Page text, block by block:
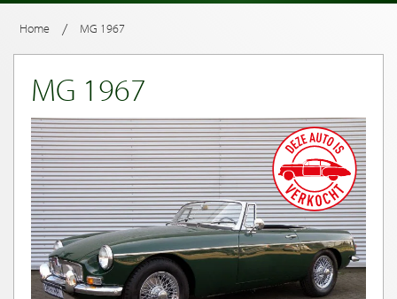
Home / MG 1967
MG 1967